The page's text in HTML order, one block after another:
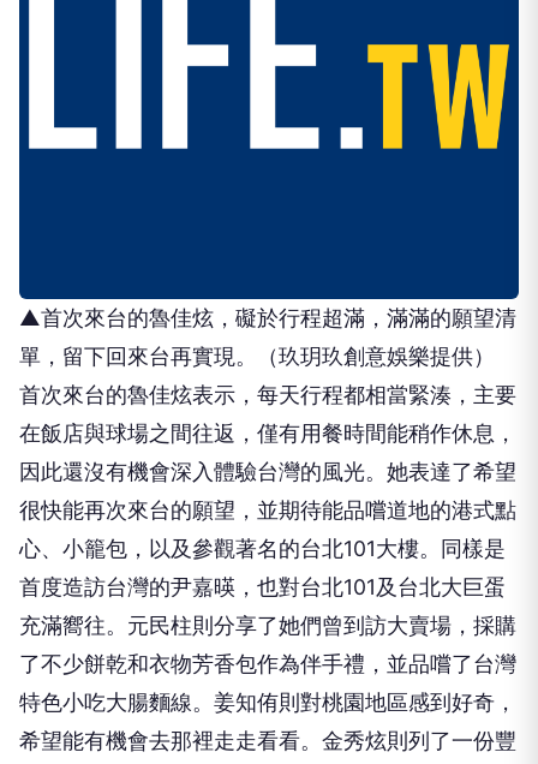
▲首次來台的魯佳炫，礙於行程超滿，滿滿的願望清
單，留下回來台再實現。（玖玥玖創意娛樂提供）
首次來台的魯佳炫表示，每天行程都相當緊湊，主要
在飯店與球場之間往返，僅有用餐時間能稍作休息，
因此還沒有機會深入體驗台灣的風光。她表達了希望
很快能再次來台的願望，並期待能品嚐道地的港式點
心、小籠包，以及參觀著名的台北101大樓。同樣是
首度造訪台灣的尹嘉暎，也對台北101及台北大巨蛋
充滿嚮往。元民柱則分享了她們曾到訪大賣場，採購
了不少餅乾和衣物芳香包作為伴手禮，並品嚐了台灣
特色小吃大腸麵線。姜知侑則對桃園地區感到好奇，
希望能有機會去那裡走走看看。金秀炫則列了一份豐